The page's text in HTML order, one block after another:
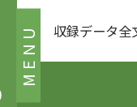
MENU 収録データ全